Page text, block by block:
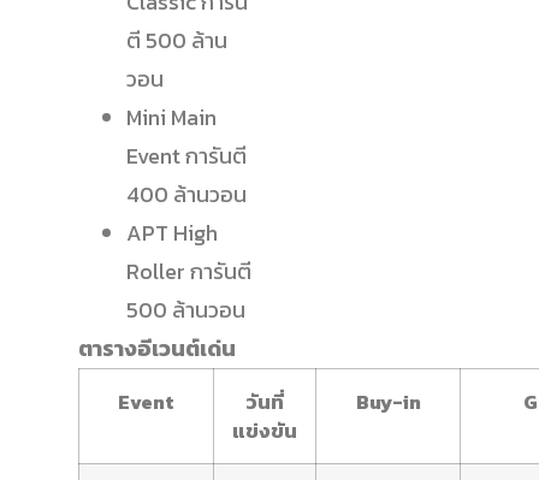
ตี 500 ล้าน
วอน
Mini Main
Event การันตี
400 ล้านวอน
APT High
Roller การันตี
500 ล้านวอน
ตารางอีเวนต์เด่น
Event
วันที่
แข่งขัน
Buy-in